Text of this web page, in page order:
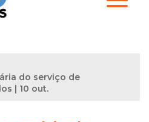
do serviço de
| 10 out.